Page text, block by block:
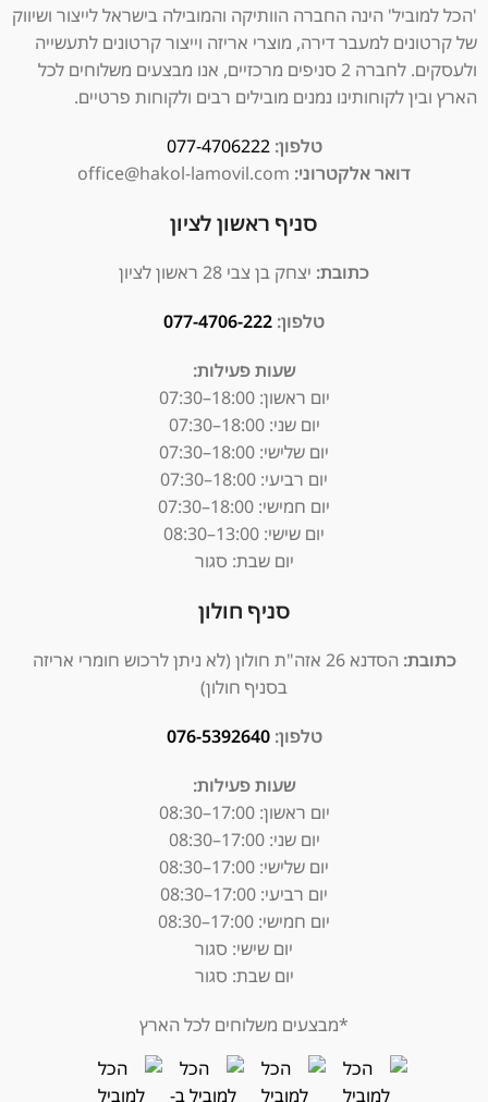
'הכל למוביל' הינה החברה הוותיקה והמובילה בישראל לייצור ושיווק
של קרטונים למעבר דירה, מוצרי אריזה וייצור קרטונים לתעשייה
ולעסקים. לחברה 2 סניפים מרכזיים, אנו מבצעים משלוחים לכל
הארץ ובין לקוחותינו נמנים מובילים רבים ולקוחות פרטיים.
טלפון: 077-4706222
דואר אלקטרוני:
סניף ראשון לציון
כתובת: יצחק בן צבי 28 ראשון לציון
טלפון: 077-4706-222
שעות פעילות:
יום ראשון:18:00–07:30
יום שני: 18:00–07:30
יום שלישי: 18:00–07:30
יום רביעי: 18:00–07:30
יום חמישי: 18:00–07:30
יום שישי: 13:00–08:30
יום שבת: סגור
סניף חולון
כתובת:
הסדנא 26 אזה"ת חולון (לא ניתן לרכוש חומרי אריזה
בסניף חולון)
טלפון: 076-5392640
שעות פעילות:
יום ראשון: 17:00–08:30
יום שני: 17:00–08:30
יום שלישי: 17:00–08:30
יום רביעי: 17:00–08:30
יום חמישי: 17:00–08:30
יום שישי: סגור
יום שבת: סגור
*מבצעים משלוחים לכל הארץ